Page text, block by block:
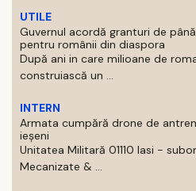
UTILE
Guvernul acordă granturi de
pentru românii din diaspora
După ani in care milioane de
construiască un ...
INTERN
Armata cumpără drone de
ieșeni
Unitatea Militară 01110 Iasi -
Mecanizate & ...